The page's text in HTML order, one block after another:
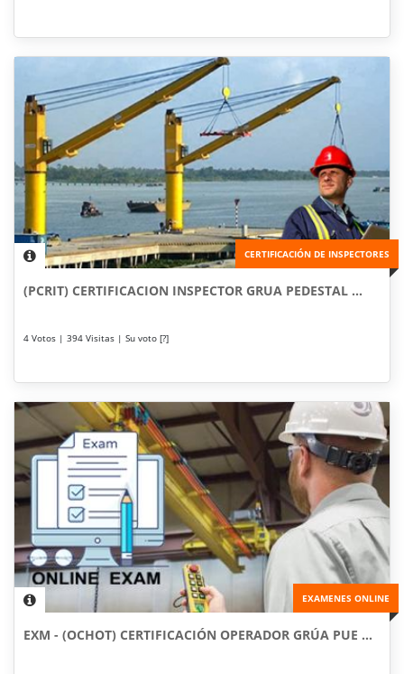
CERTIFICACIÓN DE INSPECTORES
(PCRIT) CERTIFICACION INSPECTOR GRUA PEDESTAL ...
4 Votos | 394 Visitas | Su voto [?]
EXAMENES ONLINE
EXM - (OCHOT) CERTIFICACIÓN OPERADOR GRÚA PUE ...